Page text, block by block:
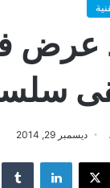
ديسمبر 29, 2014
‫X لينكدإن